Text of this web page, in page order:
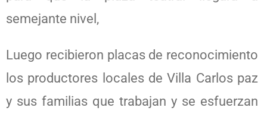
semejante nivel,
Luego recibieron placas de reconocimiento
los productores locales de Villa Carlos paz
y sus familias que trabajan y se esfuerzan